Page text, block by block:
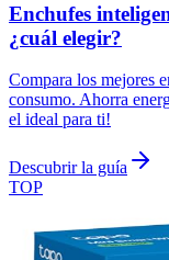
Enchufes
¿cuál elegir?
Compara los mejores
consumo. Ahorra
el ideal para ti!
Descubrir la guía
TOP